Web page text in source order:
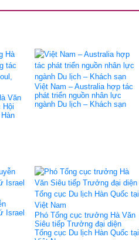
Văn
Hội
Việt Nam – Australia hợp tác
phát triển nguồn nhân lực
ngành Du lịch – Khách sạn
Israel
Phó Tổng cục trưởng Hà Văn
Siêu tiếp Trưởng đại diện
Tổng cục Du lịch Hàn Quốc tại